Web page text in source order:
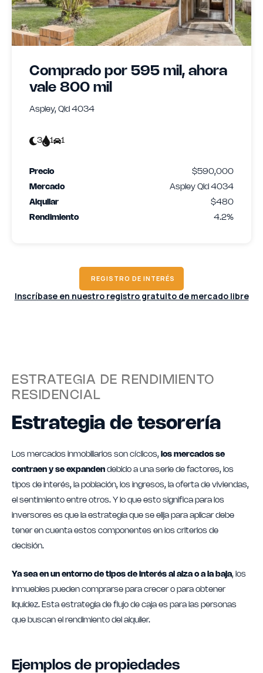
Comprado por 595 mil, ahora
vale 800 mil
Aspley, Qld 4034
3 1 1
Precio
$590,000
Mercado
Aspley Qld 4034
Alquilar
$480
Rendimiento
4.2%
REGISTRO DE INTERÉS
Inscríbase en nuestro registro gratuito de mercado libre
ESTRATEGIA DE RENDIMIENTO
RESIDENCIAL
Estrategia de tesorería
Los mercados inmobiliarios son cíclicos, los mercados se
contraen y se expanden debido a una serie de factores, los
tipos de interés, la población, los ingresos, la oferta de viviendas,
el sentimiento entre otros. Y lo que esto significa para los
inversores es que la estrategia que se elija para aplicar debe
tener en cuenta estos componentes en los criterios de
decisión.
Ya sea en un entorno de tipos de interés al alza o a la baja, los
inmuebles pueden comprarse para crecer o para obtener
liquidez. Esta estrategia de flujo de caja es para las personas
que buscan el rendimiento del alquiler.
Ejemplos de propiedades